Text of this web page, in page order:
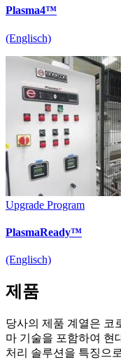
Plasma4™
(Englisch)
Upgrade Program
PlasmaReady™
(Englisch)
제품
당사의 제품 계열은 코
마 기술을 포함하여 현
처리 솔루션을 특징으